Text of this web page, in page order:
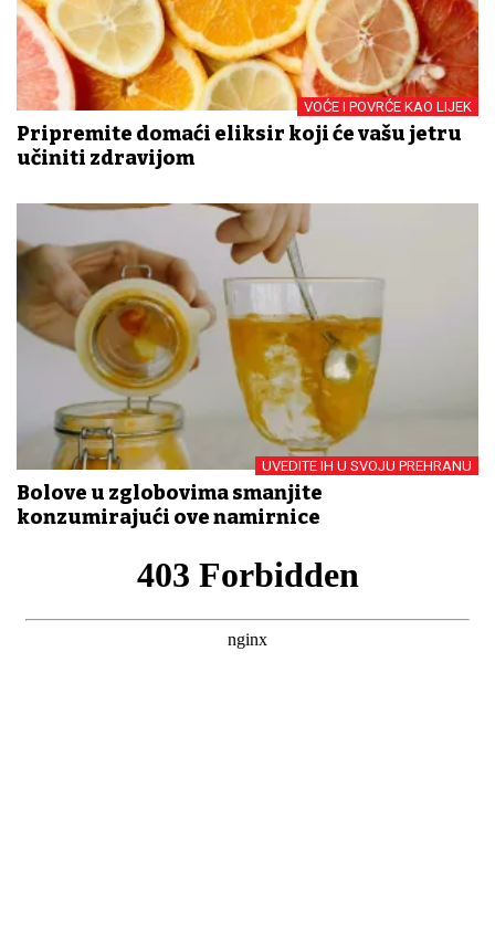
VOĆE I POVRĆE KAO LIJEK
Pripremite domaći eliksir koji će vašu jetru
učiniti zdravijom
UVEDITE IH U SVOJU PREHRANU
Bolove u zglobovima smanjite
konzumirajući ove namirnice